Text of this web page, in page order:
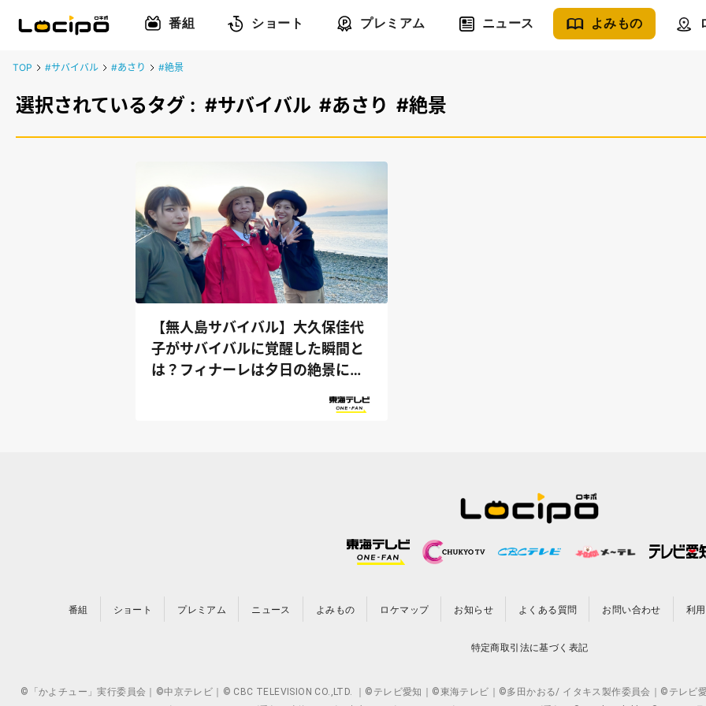
番組 ショート プレミアム ニュース よみもの
TOP #サバイバル #あさり #絶景
選択されているタグ : #サバイバル #あさり #絶景
【無人島サバイバル】大久保佳代
子がサバイバルに覚醒した瞬間と
は？フィナーレは夕日の絶景に感
番組 ショート プレミアム ニュース よみもの ロケマップ お知らせ よくある質問 お問い合わせ 利
特定商取引法に基づく表記
©「かよチュー」実行委員会｜©中京テレビ｜© CBC TELEVISION CO.,LTD. ｜©テレビ愛知｜©東海テレビ｜©多田かおる/ イタキス製作委員会｜©テレビ